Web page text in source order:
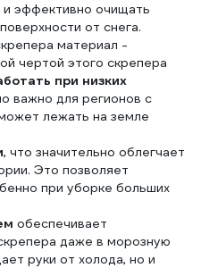
эффективно очищать
от снега.
материал -
чертой этого скрепера
при низких
важно для регионов с
лежать на земле
, что значительно облегчает
Это позволяет
при уборке больших
обеспечивает
даже в морозную
руки от холода, но и